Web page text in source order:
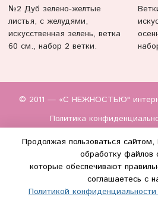
№2 Дуб зелено-желтые
листья, с желудями,
искусственная зелень, ветка
60 см., набор 2 ветки.
© 2011 — «С НЕЖНОСТЬЮ"
Политика
Продолжая пользоваться
обработку файлов
которые обеспечивают
соглашаетесь с
Политикой